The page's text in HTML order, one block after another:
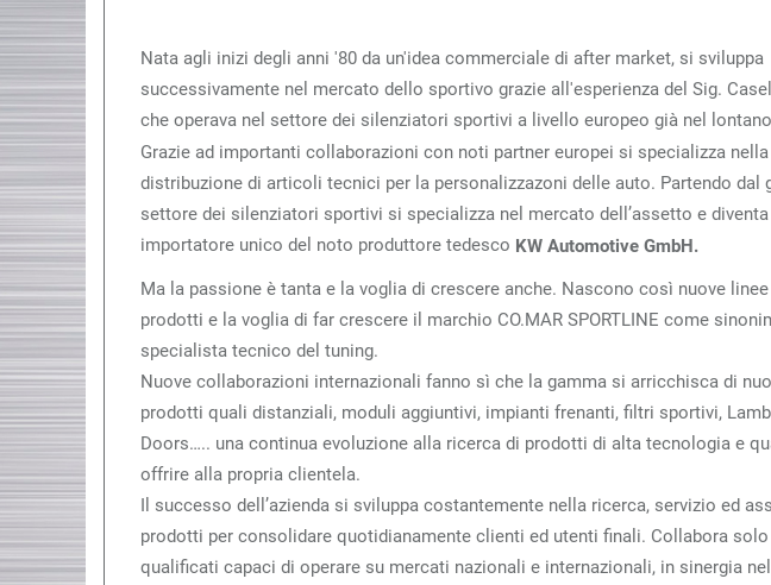
Nata agli inizi degli anni '80 da un'idea commerciale di after market, si sviluppa
successivamente nel mercato dello sportivo grazie all'esperienza del Sig.
che operava nel settore dei silenziatori sportivi a livello europeo già nel lontano
Grazie ad importanti collaborazioni con noti partner europei si specializza nella
distribuzione di articoli tecnici per la personalizzazoni delle auto. Partendo dal
settore dei silenziatori sportivi si specializza nel mercato dell’assetto e diventa
importatore unico del noto produttore tedesco KW Automotive GmbH.
Ma la passione è tanta e la voglia di crescere anche. Nascono così nuove
prodotti e la voglia di far crescere il marchio CO.MAR SPORTLINE come
specialista tecnico del tuning.
Nuove collaborazioni internazionali fanno sì che la gamma si arricchisca di
prodotti quali distanziali, moduli aggiuntivi, impianti frenanti, filtri sportivi,
Doors….. una continua evoluzione alla ricerca di prodotti di alta tecnologia e
offrire alla propria clientela.
Il successo dell’azienda si sviluppa costantemente nella ricerca, servizio ed
prodotti per consolidare quotidianamente clienti ed utenti finali. Collabora
qualificati capaci di operare su mercati nazionali e internazionali, in sinergia